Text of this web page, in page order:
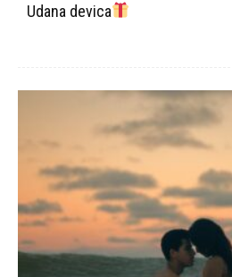
Udana devica